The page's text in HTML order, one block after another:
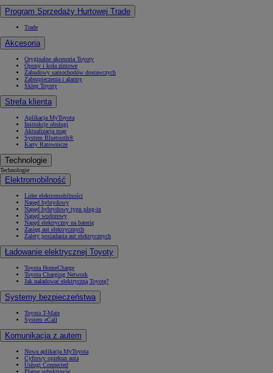
Program Sprzedaży Hurtowej Trade
Trade
Akcesoria
Oryginalne akcesoria Toyoty
Opony i koła zimowe
Zabudowy samochodów dostawczych
Zabezpieczenia i alarmy
Sklep Toyoty
Strefa klienta
Aplikacja MyToyota
Instrukcje obsługi
Aktualizacja map
System Bluetooth®
Karty Ratownicze
Technologie
Technologie
Elektromobilność
Lider elektromobilności
Napęd hybrydowy
Napęd hybrydowy typu plug-in
Napęd wodorowy
Napęd elektryczny na baterię
Zasięg aut elektrycznych
Zalety posiadania aut elektrycznych
Ładowanie elektrycznej Toyoty
Toyota HomeCharge
Toyota Charging Network
Jak naładować elektryczną Toyotę?
Systemy bezpieczeństwa
Toyota T-Mate
System eCall
Komunikacja z autem
Nowa aplikacja MyToyota
Cyfrowy opiekun auta
Usługi Connected
Płatne subskrypcje